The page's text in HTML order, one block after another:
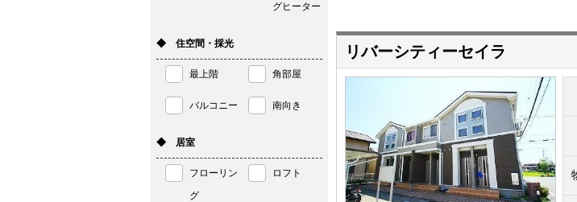
リバーシティーセイラ
グヒーター
◆ 住空間・採光
最上階 角部屋
バルコニー 南向き
◆ 居室
フローリン
グ
ロフト